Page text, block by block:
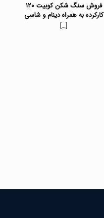
فروش سنگ شکن کوبیت ۱۲۰
کارکرده به همراه دینام و شاسی
[…]